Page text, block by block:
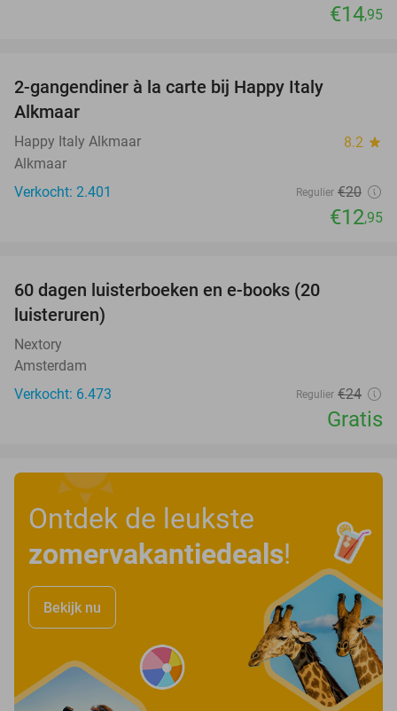
€14,95
2-gangendiner à la carte bij Happy Italy
Alkmaar
Happy Italy Alkmaar 8.2 star
Alkmaar
Verkocht: 2.401
Regulier €20
€12,95
60 dagen luisterboeken en e-books (20
luisteruren)
Nextory
Amsterdam
Verkocht: 6.473
Regulier €24
Gratis
Ontdek de leukste
zomervakantiedeals!
Bekijk nu